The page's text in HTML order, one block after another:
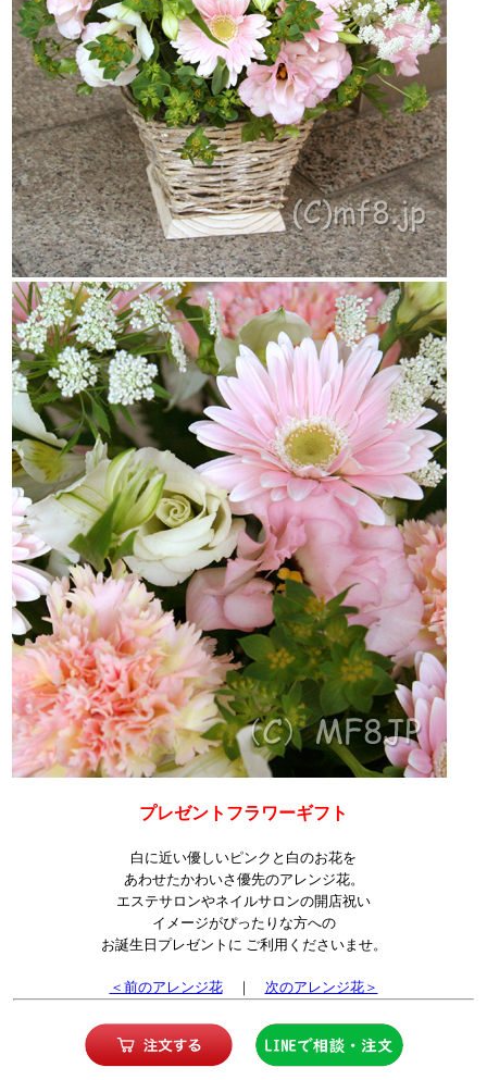
プレゼントフラワーギフト
白に近い優しいピンクと白のお花を
あわせたかわいさ優先のアレンジ花。
エステサロンやネイルサロンの開店祝い
イメージがぴったりな方への
お誕生日プレゼントに ご利用くださいませ。
＜前のアレンジ花｜ 次のアレンジ花＞